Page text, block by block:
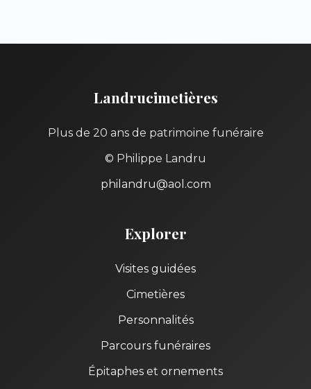
Landrucimetières
Plus de 20 ans de patrimoine funéraire
© Philippe Landru
philandru@aol.com
Explorer
Visites guidées
Cimetières
Personnalités
Parcours funéraires
Épitaphes et ornements